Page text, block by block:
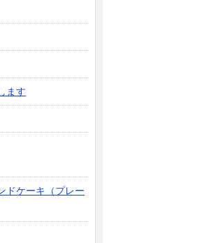
ます
ドケーキ（プレー